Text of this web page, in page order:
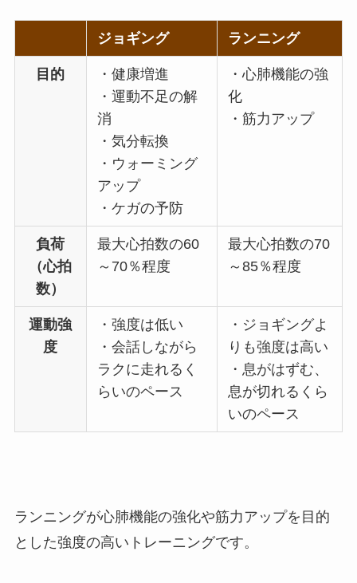
ジョギング ランニング
目的
・健康増進
・運動不足の解
消
・気分転換
・ウォーミング
アップ
・ケガの予防
・心肺機能の強
化
・筋力アップ
負荷
（心拍
数）
最大心拍数の60
～70％程度
最大心拍数の70
～85％程度
運動強
度
・強度は低い
・会話しながら
ラクに走れるく
らいのペース
・ジョギングよ
りも強度は高い
・息がはずむ、
息が切れるくら
いのペース
ランニングが心肺機能の強化や筋力アップを目的
とした強度の高いトレーニングです。